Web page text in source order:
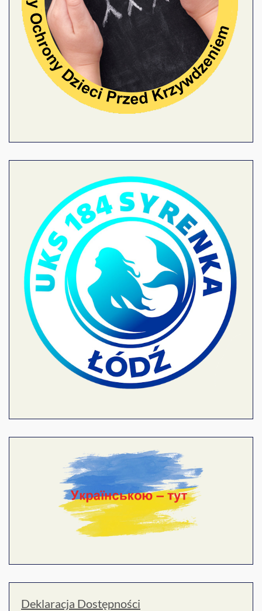
Deklaracja Dostępności